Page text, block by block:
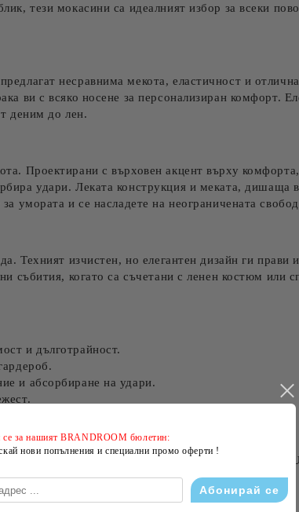
тези мокасини са идеалният избор за всеки
несравнима мекота, еластичност и
ви с всяко носене за персонализиран комфорт.
деним до лен.
Проектирани с върховен акцент върху
удари.Леката конструкция и меката, дишаща
умората и се насладете на неограничената
Техният изчистен, но елегантен дизайн ги
събития, когато са съчетани с ленен костюм или
и дълготрайност.
и абсорбиране на удари.
поводи.
Поръчайте вашите мъжки бежови мокасини
се за нашият BRANDROOM бюлетин:
нови попълнения и специални промо оферти !